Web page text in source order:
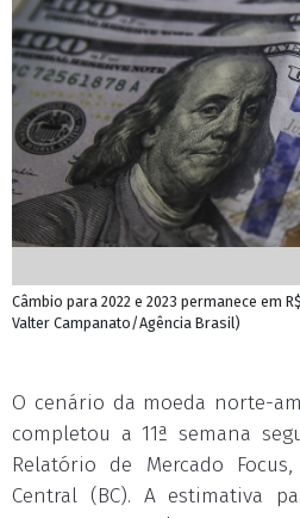
Câmbio para 2022 e 2023 permanece em
Valter Campanato/Agência Brasil)
O cenário da moeda norte-
completou a 11ª semana
Relatório de Mercado
Central (BC). A estimativa